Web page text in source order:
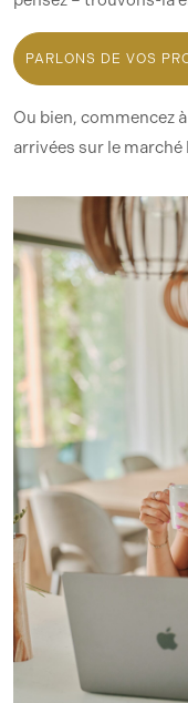
PARLONS DE VOS
Ou bien, commencez
arrivées sur le marché